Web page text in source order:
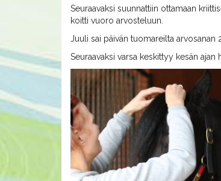
Seuraavaksi suunnattiin ottamaan
koitti vuoro arvosteluun.
Juuli sai päivän tuomareilta arvosanan
Seuraavaksi varsa keskittyy kesän